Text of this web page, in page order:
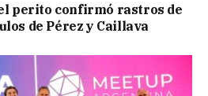
perito confirmó rastros de
de Pérez y Caillava